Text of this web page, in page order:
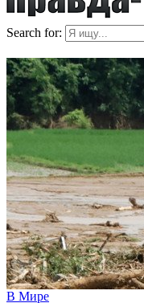
Search for:
В Мире